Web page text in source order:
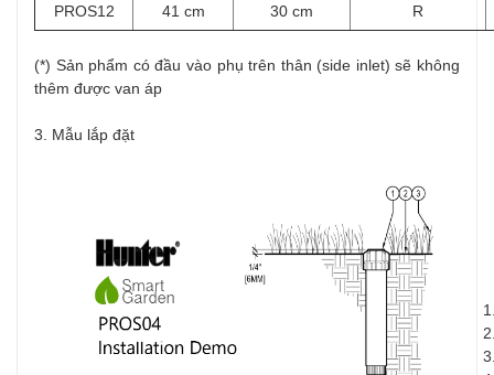
PROS12
41 cm 30 cm R
(*) Sản phẩm có đầu vào phụ trên thân (side inlet) sẽ không
thêm được van áp
3. Mẫu lắp đặt